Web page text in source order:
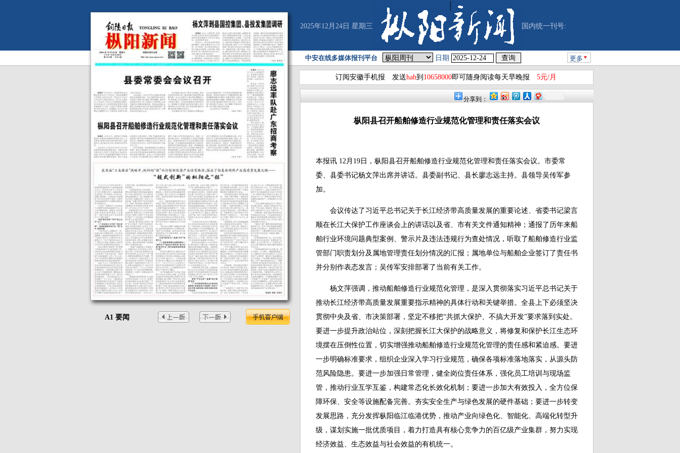
A1 要闻
2025年12月24日 星期三 国内统一刊号:
中安在线多媒体报刊平台 日期 更多
订阅安徽手机报 发送hah到 10658000即可随身阅读每天早晚报 5元/月
分享到：
枞阳县召开船舶修造行业规范化管理和责任落实会议
本报讯 12月19日，枞阳县召开船舶修造行业规范化管理和责任落实会议。市委常
委、县委书记杨文萍出席并讲话。县委副书记、县长廖志远主持。县领导吴传军参
加。
会议传达了习近平总书记关于长江经济带高质量发展的重要论述、省委书记梁言
顺在长江大保护工作座谈会上的讲话以及省、市有关文件通知精神；通报了历年来船
舶行业环境问题典型案例、警示片及违法违规行为查处情况，听取了船舶修造行业监
管部门职责划分及属地管理责任划分情况的汇报；属地单位与船舶企业签订了责任书
并分别作表态发言；吴传军安排部署了当前有关工作。
杨文萍强调，推动船舶修造行业规范化管理，是深入贯彻落实习近平总书记关于
推动长江经济带高质量发展重要指示精神的具体行动和关键举措。全县上下必须坚决
贯彻中央及省、市决策部署，坚定不移把“共抓大保护、不搞大开发”要求落到实处。
要进一步提升政治站位，深刻把握长江大保护的战略意义，将修复和保护长江生态环
境摆在压倒性位置，切实增强推动船舶修造行业规范化管理的责任感和紧迫感。要进
一步明确标准要求，组织企业深入学习行业规范，确保各项标准落地落实，从源头防
范风险隐患。要进一步加强日常管理，健全岗位责任体系，强化员工培训与现场监
管，推动行业互学互鉴，构建常态化长效化机制；要进一步加大有效投入，全方位保
障环保、安全等设施配备完善。夯实安全生产与绿色发展的硬件基础；要进一步转变
发展思路，充分发挥枞阳临江临港优势，推动产业向绿色化、智能化、高端化转型升
级，谋划实施一批优质项目，着力打造具有核心竞争力的百亿级产业集群，努力实现
经济效益、生态效益与社会效益的有机统一。